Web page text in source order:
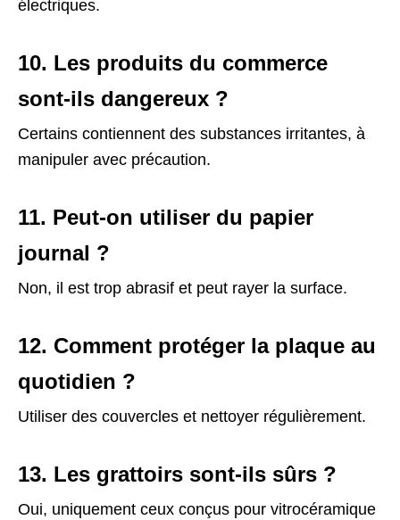
électriques.
10. Les produits du commerce
sont-ils dangereux ?
Certains contiennent des substances irritantes, à
manipuler avec précaution.
11. Peut-on utiliser du papier
journal ?
Non, il est trop abrasif et peut rayer la surface.
12. Comment protéger la plaque au
quotidien ?
Utiliser des couvercles et nettoyer régulièrement.
13. Les grattoirs sont-ils sûrs ?
Oui, uniquement ceux conçus pour vitrocéramique